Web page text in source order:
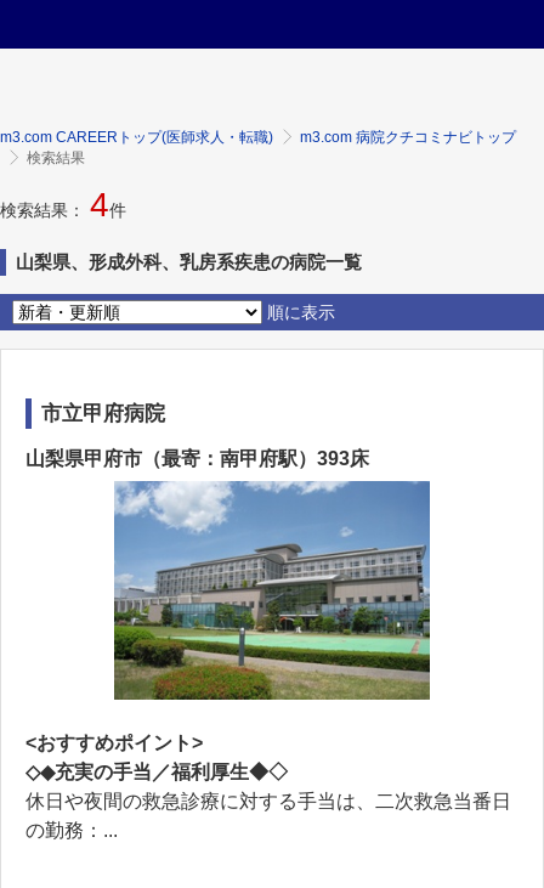
m3.com CAREERトップ(医師求人・転職)
m3.com 病院クチコミナビトップ
検索結果
検索結果： 4件
山梨県、形成外科、乳房系疾患の病院一覧
順に表示
市立甲府病院
山梨県甲府市（最寄：南甲府駅）393床
<おすすめポイント>
◇◆充実の手当／福利厚生◆◇
休日や夜間の救急診療に対する手当は、二次救急当番日
の勤務：...